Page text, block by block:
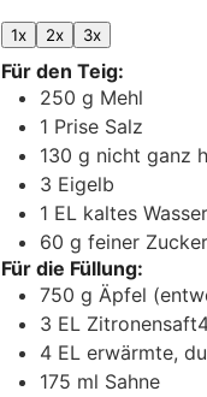
1x 2x 3x
Für den Teig:
250 g Mehl
1 Prise Salz
130 g nicht ganz
3 Eigelb
1 EL kaltes Wasser
60 g feiner Zucker
Für die Füllung:
750 g Äpfel
3 EL
4 EL erwärmte,
175 ml Sahne